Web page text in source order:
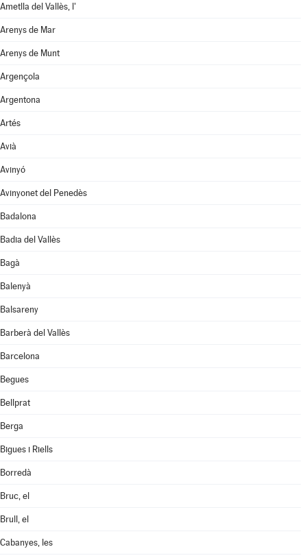
Ametlla del Vallès, l'
Arenys de Mar
Arenys de Munt
Argençola
Argentona
Artés
Avià
Avinyó
Avinyonet del Penedès
Badalona
Badia del Vallès
Bagà
Balenyà
Balsareny
Barberà del Vallès
Barcelona
Begues
Bellprat
Berga
Bigues i Riells
Borredà
Bruc, el
Brull, el
Cabanyes, les